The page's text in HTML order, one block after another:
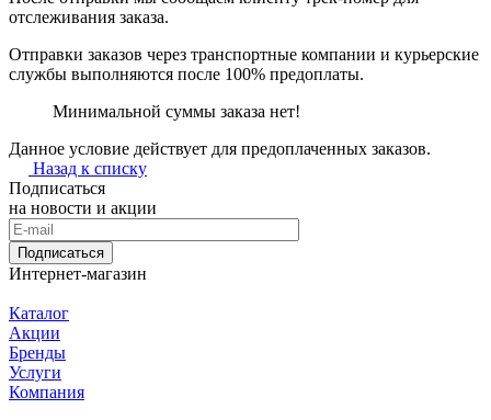
отслеживания заказа.
Отправки заказов через транспортные компании и курьерские
службы выполняются после 100% предоплаты.
Минимальной суммы заказа нет!
Данное условие действует для предоплаченных заказов.
Назад к списку
Подписаться
на новости и акции
Подписаться
Интернет-магазин
Каталог
Акции
Бренды
Услуги
Компания